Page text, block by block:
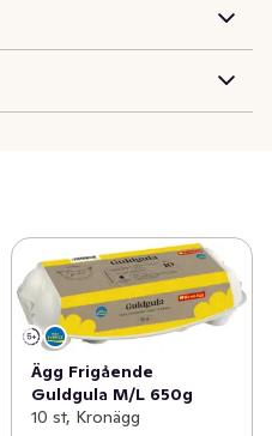
Ägg Frigående
Guldgula M/L 650g
10 st, Kronägg